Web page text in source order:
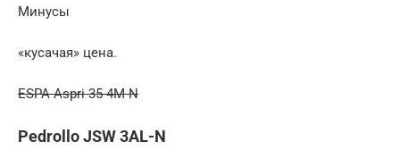
Минусы
«кусачая» цена.
ESPA Aspri 35 4M N
Pedrollo JSW 3AL-N